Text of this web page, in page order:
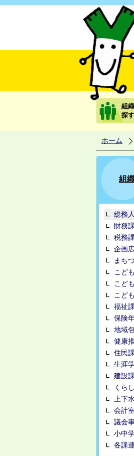
組
探す
ホーム
組
総務
財務課
税務課
企画
まち
こど
こど
こど
福祉課
保険
地域
健康
住民課
生涯
建設課
くら
上下
会計室
議会
小中
各課